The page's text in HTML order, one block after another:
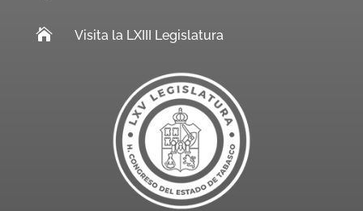
 Visita la LXIII Legislatura